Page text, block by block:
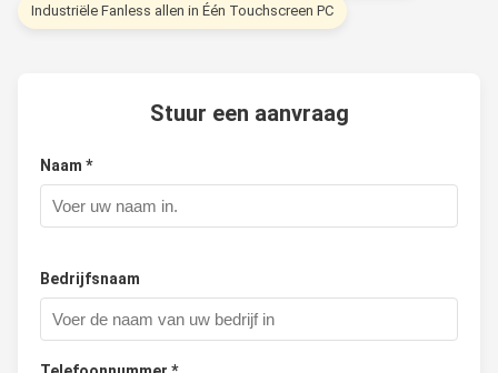
Industriële Fanless allen in Één Touchscreen PC
Stuur een aanvraag
Naam *
Bedrijfsnaam